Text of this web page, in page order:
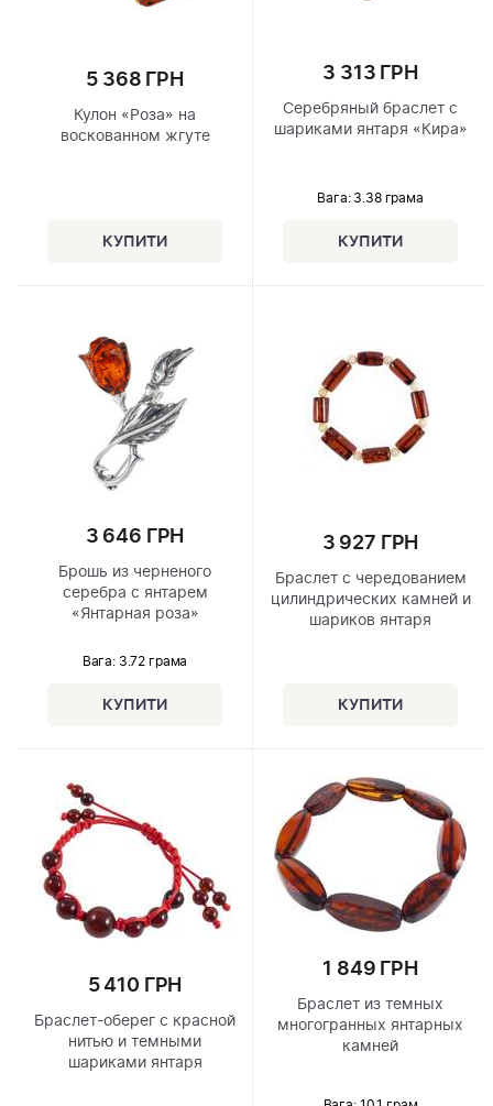
5 368 ГРН
Кулон «Роза» на
воскованном жгуте
3 313 ГРН
Серебряный браслет с
шариками янтаря «Кира»
Вага: 3.38 грама
3 646 ГРН
Брошь из черненого
серебра с янтарем
«Янтарная роза»
Вага: 3.72 грама
3 927 ГРН
Браслет с чередованием
цилиндрических камней и
шариков янтаря
5 410 ГРН
Браслет-оберег с красной
нитью и темными
шариками янтаря
1 849 ГРН
Браслет из темных
многогранных янтарных
камней